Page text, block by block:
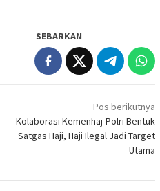
SEBARKAN
Pos berikutnya
Kolaborasi Kemenhaj-Polri Bentuk
Satgas Haji, Haji Ilegal Jadi Target
Utama